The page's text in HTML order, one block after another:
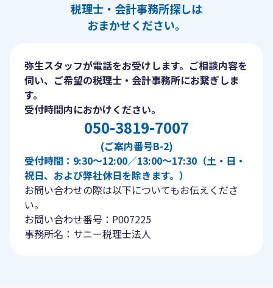
税理士・会計事務所探しは
おまかせください。
弥生スタッフが電話をお受けします。ご相談内容を
伺い、ご希望の税理士・会計事務所にお繋ぎしま
す。
受付時間内におかけください。
050-3819-7007
(ご案内番号B-2)
受付時間：9:30〜12:00／13:00〜17:30（土・日・
祝日、および弊社休日を除きます。）
お問い合わせの際は以下についてもお伝えくださ
い。
お問い合わせ番号：P007225
事務所名：サニー税理士法人